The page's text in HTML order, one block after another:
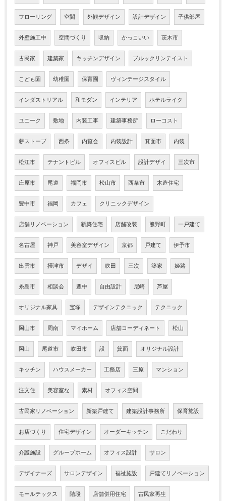
フローリング 空間 外観デザイン 設計デザイン 子供部屋
外壁施工中 空間づくり 収納 かっこいい 茨木市
古民家 建築家 キッチンデザイン ブルックリンテイスト
こども園 幼稚園 保育園 ヴィンテージスタイル
インダストリアル 和モダン インテリア ホテルライク
ユニーク 敷地 内装工事 建築事務所 ローコスト
薪ストーブ 西条 内覧会 内装設計 箕面市 内装
松江市 テナントビル オフィスビル 設計デザイ 三次市
庄原市 尾道 福岡市 松山市 西条市 木造住宅
豊中市 福岡 カフェ クリニックデザイン
店舗リノベーション 新築住宅 店舗改装 熊野町 一戸建て
名古屋 神戸 美容室デザイン 京都 戸建て 伊予市
出雲市 摂津市 デザイ 吹田 三次 築家 姫路
糸島市 相談会 豊中 自由設計 尼崎 芦屋
オリジナル家具 宝塚 デザインテクニック テクニック
岡山市 周南 マイホーム 店舗コーディネート 松山
岡山 尾道市 吹田市 設 箕面 オリジナル設計
キッチン ハウスメーカー 工務店 三原 マンション
注文住 美容室な 素材 オフィス空間
古民家リノベーション 新築戸建て 建築設計事務所 保育施設
お店づくり 住宅デザイン オーダーキッチン こだわり
介護施設 グループホーム オフィス設計 サロン
デザイナーズ サロンデザイン 福祉施設 戸建てリノベーション
モールテックス 階段 店舗併用住宅 古民家再生